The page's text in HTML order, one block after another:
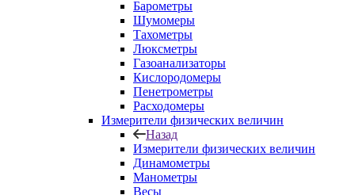
Барометры
Шумомеры
Тахометры
Люксметры
Газоанализаторы
Кислородомеры
Пенетрометры
Расходомеры
Измерители физических величин
Назад
Измерители физических величин
Динамометры
Манометры
Весы